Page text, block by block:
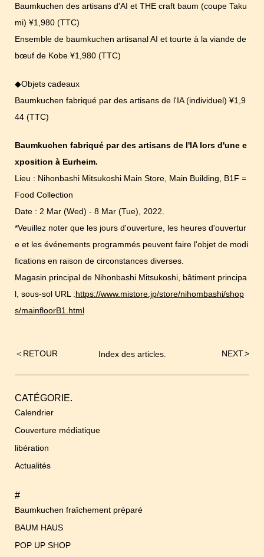
Baumkuchen des artisans d'AI et THE craft baum (coupe Taku
mi) ¥1,980 (TTC)
Ensemble de baumkuchen artisanal AI et tourte à la viande de
bœuf de Kobe ¥1,980 (TTC)
◆Objets cadeaux
Baumkuchen fabriqué par des artisans de l'IA (individuel) ¥1,9
44 (TTC)
Baumkuchen fabriqué par des artisans de l'IA lors d'une e
xposition à Eurheim.
Lieu : Nihonbashi Mitsukoshi Main Store, Main Building, B1F =
Food Collection
Date : 2 Mar (Wed) - 8 Mar (Tue), 2022.
*Veuillez noter que les jours d'ouverture, les heures d'ouvertur
e et les événements programmés peuvent faire l'objet de modi
fications en raison de circonstances diverses.
Magasin principal de Nihonbashi Mitsukoshi, bâtiment principa
l, sous-sol URL :https://www.mistore.jp/store/nihombashi/shop
s/mainfloorB1.html
Index des articles.
Navigation
＜ RETOUR NEXT.>
CATÉGORIE.
Calendrier
Couverture médiatique
libération
Actualités
#
Baumkuchen fraîchement préparé
BAUM HAUS
POP UP SHOP